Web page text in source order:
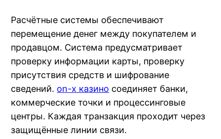
Расчётные системы обеспечивают
перемещение денег между покупателем и
продавцом. Система предусматривает
проверку информации карты, проверку
присутствия средств и шифрование
сведений. on-x казино соединяет банки,
коммерческие точки и процессинговые
центры. Каждая транзакция проходит через
защищённые линии связи.